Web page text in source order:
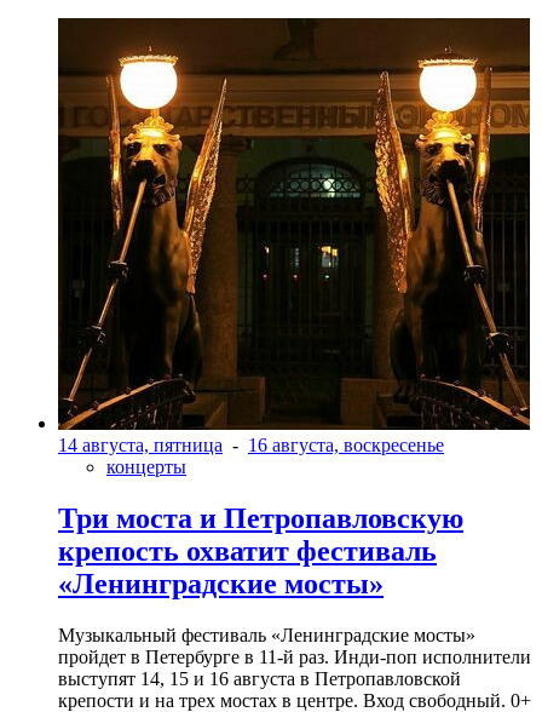
14 августа, пятница - 16 августа, воскресенье
концерты
Три моста и Петропавловскую
крепость охватит фестиваль
«Ленинградские мосты»
Музыкальный фестиваль «Ленинградские мосты»
пройдет в Петербурге в 11-й раз. Инди-поп исполнители
выступят 14, 15 и 16 августа в Петропавловской
крепости и на трех мостах в центре. Вход свободный. 0+